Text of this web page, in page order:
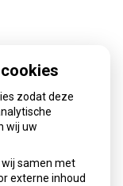
zodat deze
wij uw
samen met
externe inhoud